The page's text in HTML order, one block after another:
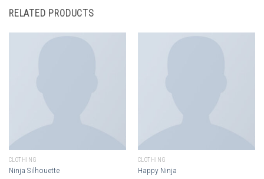
RELATED PRODUCTS
CLOTHING
Ninja Silhouette
CLOTHING
Happy Ninja